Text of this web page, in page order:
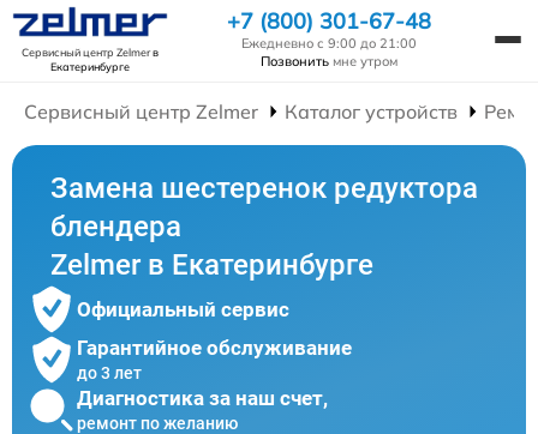
Сервисный центр Zelmerв
Екатеринбурге
+7 (800) 301-67-48
Ежедневно с 9:00 до 21:00
Позвонить мне утром
Сервисный центр Zelmer Каталог устройств
Замена шестеренок редуктора
блендера
Zelmer в Екатеринбурге
Официальный сервис
Гарантийное обслуживание
до 3 лет
Диагностика за наш счет,
ремонт по желанию